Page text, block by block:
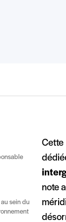
sein du
Cette
note